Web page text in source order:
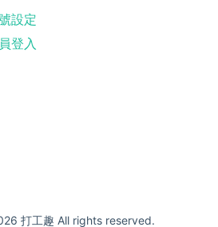
設定
登入
打工趣 All rights reserved.